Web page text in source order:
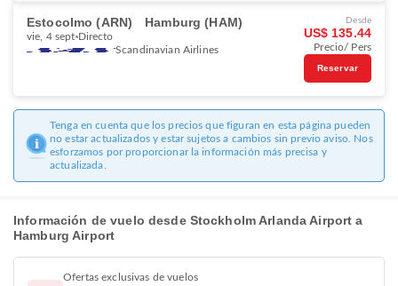
Estocolmo (ARN) Hamburg (HAM)
vie, 4 sept Directo
Scandinavian Airlines
Desde
US$ 135.44
Precio/ Pers
Reservar
Tenga en cuenta que los precios que figuran en esta página pueden
no estar actualizados y estar sujetos a cambios sin previo aviso. Nos
esforzamos por proporcionar la información más precisa y
actualizada.
Información de vuelo desde Stockholm Arlanda Airport a
Hamburg Airport
Ofertas exclusivas de vuelos